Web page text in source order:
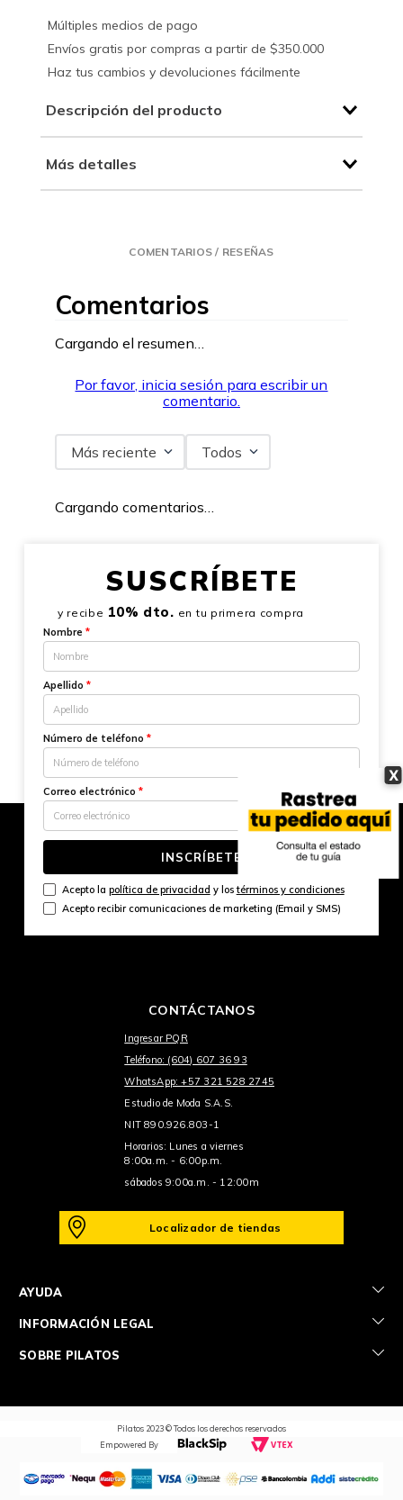
X
Múltiples medios de pago
Envíos gratis por compras a partir de $350.000
Haz tus cambios y devoluciones fácilmente
Descripción del producto
Más detalles
COMENTARIOS / RESEÑAS
Comentarios
Cargando el resumen…
Por favor, inicia sesión para escribir un
comentario.
Más reciente Todos
Cargando comentarios…
SUSCRÍBETE
y recibe 10% dto. en tu primera compra
Nombre *
Apellido *
Número de teléfono *
Correo electrónico *
INSCRÍBETE
Acepto la política de privacidad y lostérminos y condiciones
Acepto recibir comunicaciones de marketing (Email y SMS)
CONTÁCTANOS
Ingresar PQR
Teléfono: (604) 607 36 93
WhatsApp: +57 321 528 2745
Estudio de Moda S.A.S.
NIT 890.926.803-1
Horarios: Lunes a viernes
8:00a.m. - 6:00p.m.
sábados 9:00a.m. - 12:00m
Localizador de tiendas
AYUDA +
INFORMACIÓN LEGAL +
SOBRE PILATOS +
Pilatos 2023 © Todos los derechos reservados
Empowered By